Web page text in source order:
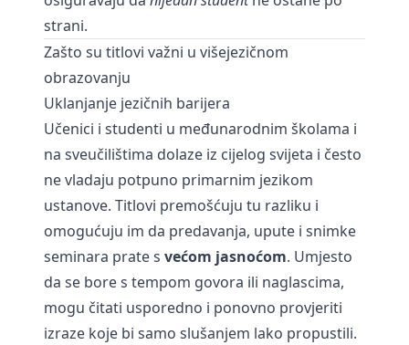
strani.
Zašto su titlovi važni u višejezičnom
obrazovanju
Uklanjanje jezičnih barijera
Učenici i studenti u međunarodnim školama i
na sveučilištima dolaze iz cijelog svijeta i često
ne vladaju potpuno primarnim jezikom
ustanove. Titlovi premošćuju tu razliku i
omogućuju im da predavanja, upute i snimke
seminara prate s većom jasnoćom. Umjesto
da se bore s tempom govora ili naglascima,
mogu čitati usporedno i ponovno provjeriti
izraze koje bi samo slušanjem lako propustili.